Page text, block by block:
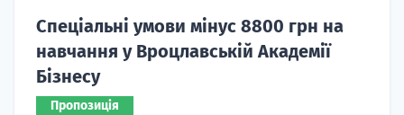
Спеціальні умови мінус 8800 грн на
навчання у Вроцлавській Академії
Бізнесу
Пропозиція